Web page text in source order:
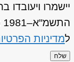
יישמרו
למדיניות
שלח